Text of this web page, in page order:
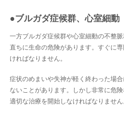
●ブルガダ症候群、心室細動
一方ブルガダ症候群や心室細動の不整脈
直ちに生命の危険があります。すぐに
ければなりません。
症状のめまいや失神が軽く終わった場
ないことがあります。しかし非常に危
適切な治療を開始しなければなりません